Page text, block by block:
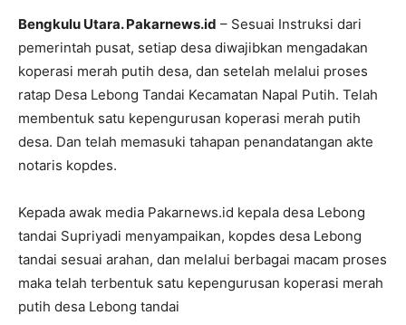
Bengkulu Utara. Pakarnews.id – Sesuai Instruksi dari
pemerintah pusat, setiap desa diwajibkan mengadakan
koperasi merah putih desa, dan setelah melalui proses
ratap Desa Lebong Tandai Kecamatan Napal Putih. Telah
membentuk satu kepengurusan koperasi merah putih
desa. Dan telah memasuki tahapan penandatangan akte
notaris kopdes.
Kepada awak media Pakarnews.id kepala desa Lebong
tandai Supriyadi menyampaikan, kopdes desa Lebong
tandai sesuai arahan, dan melalui berbagai macam proses
maka telah terbentuk satu kepengurusan koperasi merah
putih desa Lebong tandai